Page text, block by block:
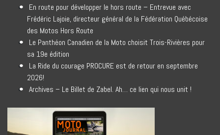
En route pour développer le hors route – Entrevue avec
Frédéric Lajoie, directeur général de la Fédération Québécoise
des Motos Hors Route
Le Panthéon Canadien de la Moto choisit Trois-Rivières pour
sa 19e édition
La Ride du courage PROCURE est de retour en septembre
2026!
Archives – Le Billet de Zabel. Ah… ce lien qui nous unit !